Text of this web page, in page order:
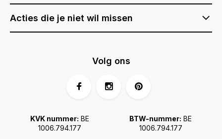
Acties die je niet wil missen
KVK nummer: BE
1006.794.177
BTW-nummer: BE
1006.794.177
Volg ons